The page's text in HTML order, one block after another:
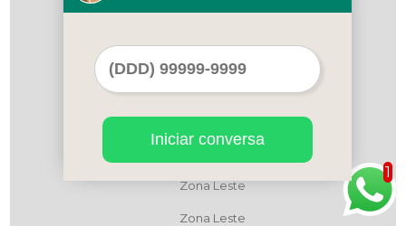
São Paulo
Zona Leste
Zona Leste
1
Iniciar conversa